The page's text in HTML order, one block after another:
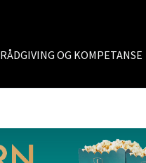
RÅDGIVING OG KOMPETANSE